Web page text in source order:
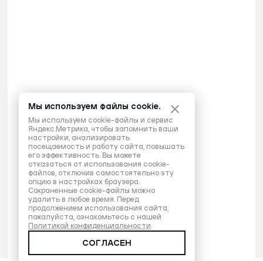
Мы используем файлы cookie.
Мы используем cookie-файлы и сервис
Яндекс.Метрика, чтобы запомнить ваши
настройки, анализировать
посещаемость и работу сайта, повышать
его эффективность. Вы можете
отказаться от использования cookie-
файлов, отключив самостоятельно эту
опцию в настройках браузера.
Сохраненные cookie-файлы можно
удалить в любое время. Перед
продолжением использования сайта,
пожалуйста, ознакомьтесь с нашей
Политикой конфиденциальности.
СОГЛАСЕН